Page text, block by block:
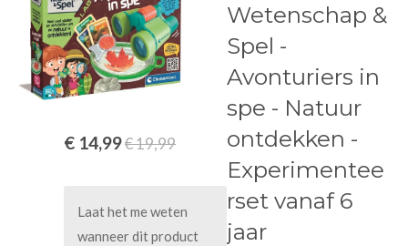
Wetenschap &
Spel -
Avonturiers in
spe - Natuur
ontdekken -
Experimentee
rset vanaf 6
jaar
€ 14,99€ 19,99
Laat het me weten
wanneer dit product